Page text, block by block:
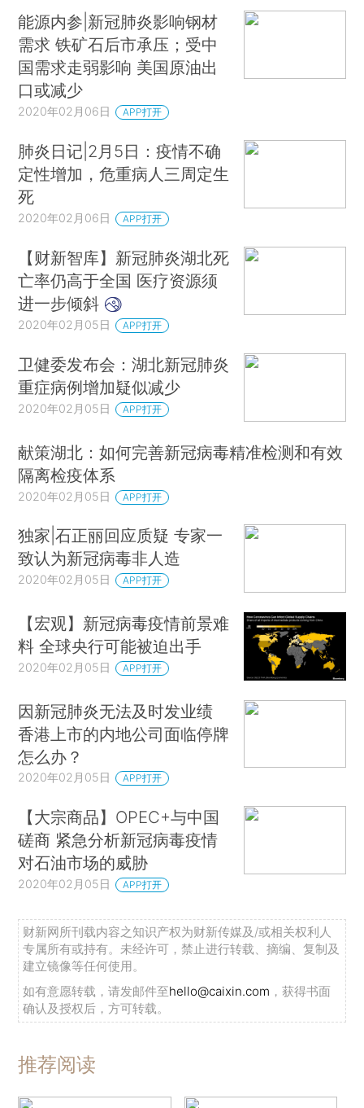
能源内参|新冠肺炎影响钢材
需求 铁矿石后市承压；受中
国需求走弱影响 美国原油出
口或减少
2020年02月06日 APP打开
肺炎日记|2月5日：疫情不确
定性增加，危重病人三周定生
死
2020年02月06日 APP打开
【财新智库】新冠肺炎湖北死
亡率仍高于全国 医疗资源须
进一步倾斜
2020年02月05日 APP打开
卫健委发布会：湖北新冠肺炎
重症病例增加疑似减少
2020年02月05日 APP打开
献策湖北：如何完善新冠病毒精准检测和有效
隔离检疫体系
2020年02月05日 APP打开
独家|石正丽回应质疑 专家一
致认为新冠病毒非人造
2020年02月05日 APP打开
【宏观】新冠病毒疫情前景难
料 全球央行可能被迫出手
2020年02月05日 APP打开
因新冠肺炎无法及时发业绩
香港上市的内地公司面临停牌
怎么办？
2020年02月05日 APP打开
【大宗商品】OPEC+与中国
磋商 紧急分析新冠病毒疫情
对石油市场的威胁
2020年02月05日 APP打开
财新网所刊载内容之知识产权为财新传媒及/或相关权利人
专属所有或持有。未经许可，禁止进行转载、摘编、复制及
建立镜像等任何使用。
如有意愿转载，请发邮件至hello@caixin.com ，获得书面
确认及授权后，方可转载。
推荐阅读